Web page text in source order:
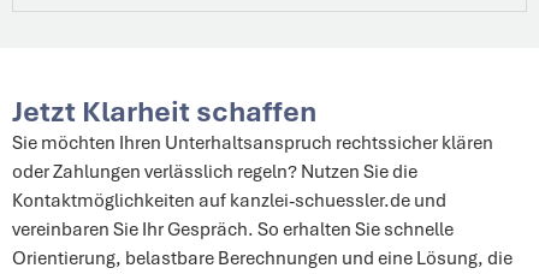
Jetzt Klarheit schaffen
Sie möchten Ihren Unterhaltsanspruch rechtssicher klären
oder Zahlungen verlässlich regeln? Nutzen Sie die
Kontaktmöglichkeiten auf kanzlei-schuessler.de und
vereinbaren Sie Ihr Gespräch. So erhalten Sie schnelle
Orientierung, belastbare Berechnungen und eine Lösung, die